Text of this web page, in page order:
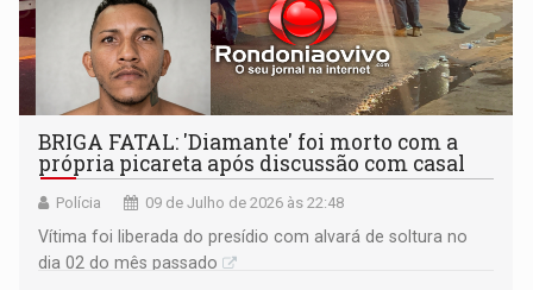
BRIGA FATAL: 'Diamante' foi morto com a
própria picareta após discussão com casal
Polícia 09 de Julho de 2026 às 22:48
Vítima foi liberada do presídio com alvará de soltura no
dia 02 do mês passado